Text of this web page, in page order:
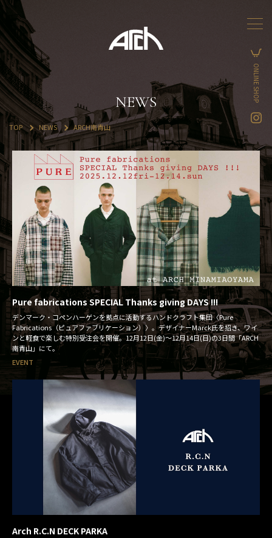
ONLINE SHOP
NEWS
TOP NEWS ARCH南青山
Pure fabrications SPECIAL Thanks giving DAYS !!!
デンマーク・コペンハーゲンを拠点に活動するハンドクラフト集団〈Pure
Fabrications（ピュアファブリケーション）〉。デザイナーMarck氏を招き、ワイ
ンと軽食で楽しむ特別受注会を開催。12月12日(金)～12月14日(日)の3日間「ARCH
南青山」にて。
EVENT
Arch R.C.N DECK PARKA